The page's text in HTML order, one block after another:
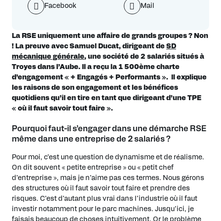
Facebook Mail
La RSE uniquement une affaire de grands groupes ? Non
! La preuve avec Samuel Ducat, dirigeant deSD
mécanique générale, une société de 2 salariés situés à
Troyes dans l’Aube. Il a reçu la 1 500ème charte
d’engagement « + Engagés + Performants ». Il explique
les raisons de son engagement et les bénéfices
quotidiens qu’il en tire en tant que dirigeant d’une TPE
« où il faut savoir tout faire ».
Pourquoi faut-il s’engager dans une démarche RSE
même dans une entreprise de 2 salariés ?
Pour moi, c’est une question de dynamisme et de réalisme.
On dit souvent « petite entreprise » ou « petit chef
d’entreprise », mais je n’aime pas ces termes. Nous gérons
des structures où il faut savoir tout faire et prendre des
risques. C’est d’autant plus vrai dans l’industrie où il faut
investir notamment pour le parc machines. Jusqu’ici, je
faisais beaucoup de choses intuitivement. Or le problème